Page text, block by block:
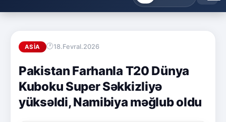
ASIA 18.Fevral.2026
Pakistan Farhanla T20 Dünya
Kuboku Super Səkkizliyə
yüksəldi, Namibiya məğlub oldu